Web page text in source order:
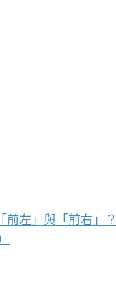
前左」與「前右」？